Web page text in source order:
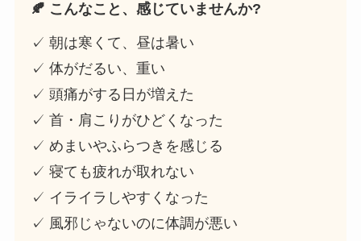
🍂 こんなこと、感じていませんか?
✓ 朝は寒くて、昼は暑い
✓ 体がだるい、重い
✓ 頭痛がする日が増えた
✓ 首・肩こりがひどくなった
✓ めまいやふらつきを感じる
✓ 寝ても疲れが取れない
✓ イライラしやすくなった
✓ 風邪じゃないのに体調が悪い